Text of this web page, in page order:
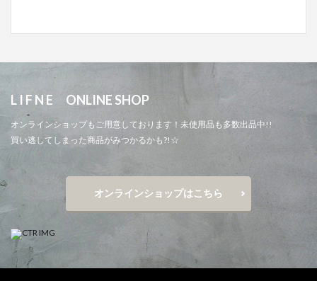
L I F N E ONLINE SHOP
オンラインショップもご用意しております！未使用品も多数出品中!!
買い逃してしまった商品がみつかるかも?!☆
オンラインショップはこちら